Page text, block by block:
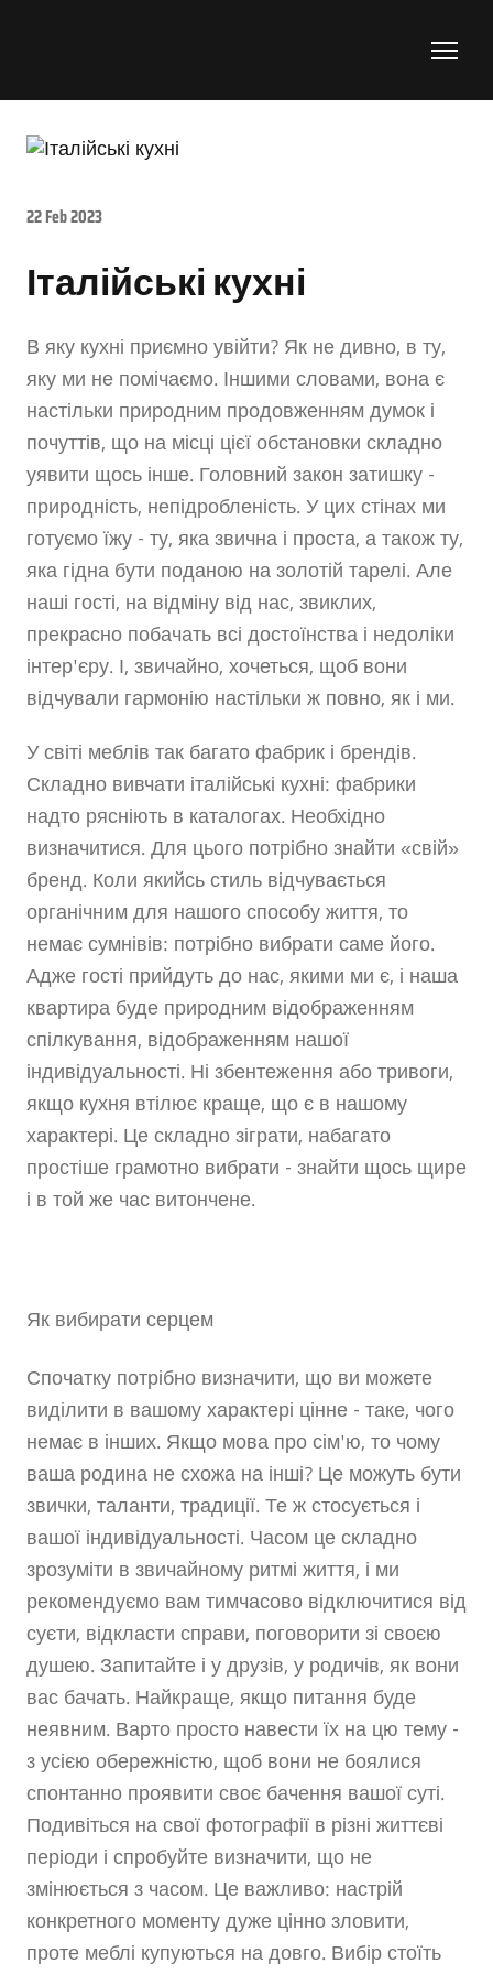
22 Feb 2023
Італійські кухні
В яку кухні приємно увійти? Як не дивно, в ту,
яку ми не помічаємо. Іншими словами, вона є
настільки природним продовженням думок і
почуттів, що на місці цієї обстановки складно
уявити щось інше. Головний закон затишку -
природність, непідробленість. У цих стінах ми
готуємо їжу - ту, яка звична і проста, а також ту,
яка гідна бути поданою на золотій тарелі. Але
наші гості, на відміну від нас, звиклих,
прекрасно побачать всі достоїнства і недоліки
інтер'єру. І, звичайно, хочеться, щоб вони
відчували гармонію настільки ж повно, як і ми.
У світі меблів так багато фабрик і брендів.
Складно вивчати італійські кухні: фабрики
надто рясніють в каталогах. Необхідно
визначитися. Для цього потрібно знайти «свій»
бренд. Коли якийсь стиль відчувається
органічним для нашого способу життя, то
немає сумнівів: потрібно вибрати саме його.
Адже гості прийдуть до нас, якими ми є, і наша
квартира буде природним відображенням
спілкування, відображенням нашої
індивідуальності. Ні збентеження або тривоги,
якщо кухня втілює краще, що є в нашому
характері. Це складно зіграти, набагато
простіше грамотно вибрати - знайти щось щире
і в той же час витончене.
Як вибирати серцем
Спочатку потрібно визначити, що ви можете
виділити в вашому характері цінне - таке, чого
немає в інших. Якщо мова про сім'ю, то чому
ваша родина не схожа на інші? Це можуть бути
звички, таланти, традиції. Те ж стосується і
вашої індивідуальності. Часом це складно
зрозуміти в звичайному ритмі життя, і ми
рекомендуємо вам тимчасово відключитися від
суєти, відкласти справи, поговорити зі своєю
душею. Запитайте і у друзів, у родичів, як вони
вас бачать. Найкраще, якщо питання буде
неявним. Варто просто навести їх на цю тему -
з усією обережністю, щоб вони не боялися
спонтанно проявити своє бачення вашої суті.
Подивіться на свої фотографії в різні життєві
періоди і спробуйте визначити, що не
змінюється з часом. Це важливо: настрій
конкретного моменту дуже цінно зловити,
проте меблі купуються на довго. Вибір стоїть